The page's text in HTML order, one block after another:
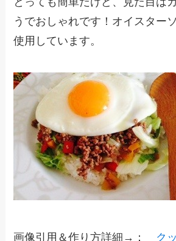
うでおしゃれです！オイスター
使用しています。
画像引用＆作り方詳細→： ク